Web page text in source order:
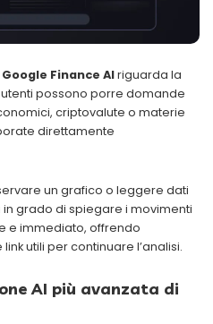
Google Finance AIriguarda la
utenti possono porre domande
criptovalute o materie
direttamente
un grafico o leggere dati
grado di spiegare i movimenti
e immediato, offrendo
utili per continuare l’analisi.
AI più avanzata di